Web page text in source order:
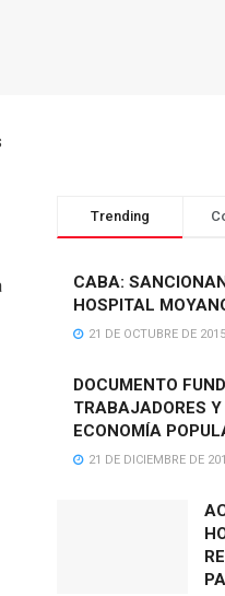
Trending
CABA:
HOSPITAL
21 DE OCTUBRE DE 2015
DOCUMENTO
TRABAJADORES
ECONOMÍA
21 DE DICIEMBRE DE